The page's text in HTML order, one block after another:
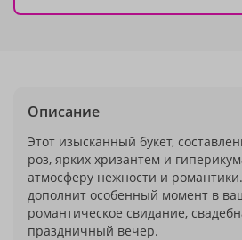
Описание
Этот изысканный букет,
роз, ярких хризантем и
атмосферу нежности и
дополнит особенный момент в
романтическое свидание,
праздничный вечер.